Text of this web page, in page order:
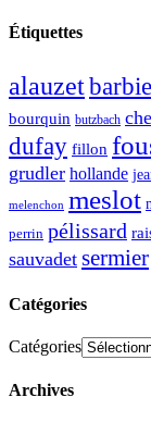
Étiquettes
alauzet
bourquin butzbach
dufay fillon
grudler hollande
melenchon meslot
perrin pélissard
sauvadet sermier
Catégories
Catégories
Archives